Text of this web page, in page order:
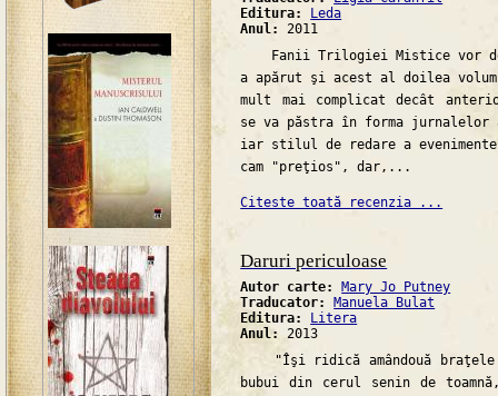
Editura:
Leda
Anul:2011
Fanii Trilogiei Mistice vor
a apărut şi acest al doilea
mult mai complicat decât
se va păstra în forma
iar stilul de redare a
cam "preţios", dar,...
Citeste toată recenzia ...
Daruri periculoase
Autor carte: Mary Jo Putney
Traducator: Manuela Bulat
Editura:
Litera
Anul:2013
"Îşi ridică amândouă
bubui din cerul senin de